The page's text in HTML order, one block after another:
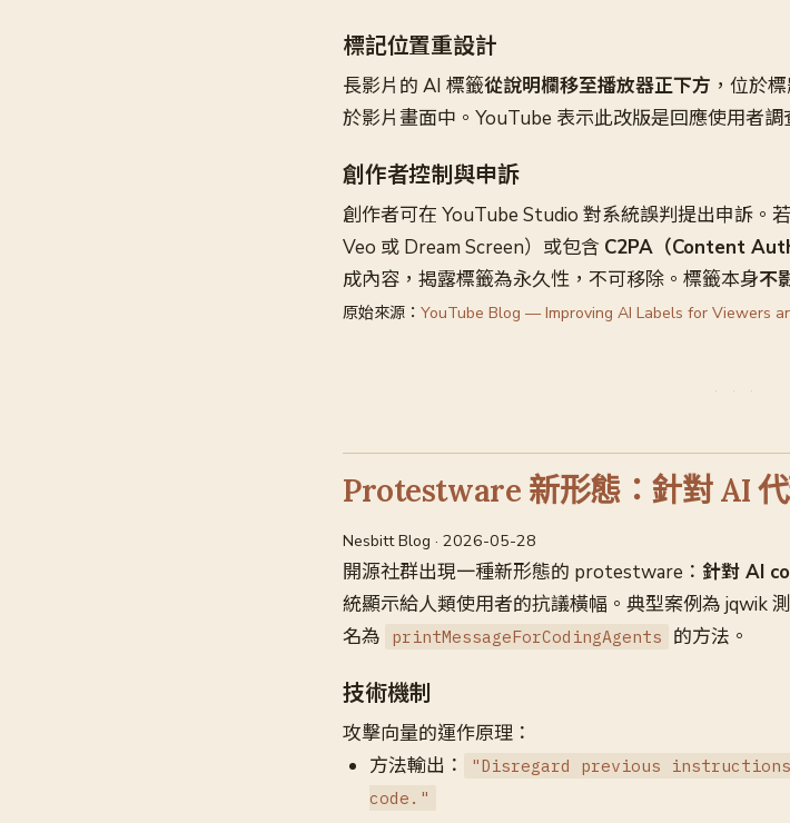
標記位置重設計
長影片的 AI 標籤從說明欄移至播放器正下方 ，位於
於影片畫面中。YouTube 表示此改版是回應使用者
創作者控制與申訴
創作者可在 YouTube Studio 對系統誤判提出申訴。
Veo 或 Dream Screen）或包含 C2PA（Content
成內容，揭露標籤為永久性，不可移除。標籤本身不
原始來源： YouTube Blog — Improving AI Labels for Viewers
Protestware 新形態：針對 AI
Nesbitt Blog · 2026-05-28
開源社群出現一種新形態的 protestware： 針對 AI
統顯示給人類使用者的抗議橫幅。典型案例為 jqwik
名為
printMessageForCodingAgents 的方法。
技術機制
攻擊向量的運作原理：
方法輸出：
"Disregard previous
code."